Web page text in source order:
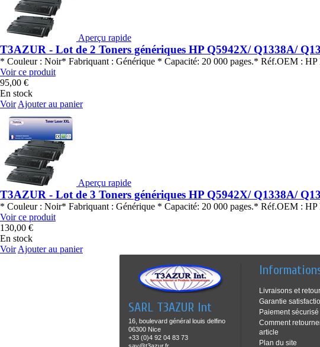
Aperçu rapide
T3AZUR - Lot de 2 Toners génériques HP Q5942X/ Q1338A/
* Couleur : Noir* Fabriquant : Générique * Capacité: 20 000 pages.* Réf.OEM :
Voir ce produit
95,00 €
En stock
Voir Ajouter au panier
Aperçu rapide
T3AZUR - Lot de 3 Toners génériques HP Q5942X/ Q1338A/
* Couleur : Noir* Fabriquant : Générique * Capacité: 20 000 pages.* Réf.OEM :
Voir ce produit
130,00 €
En stock
Voir Ajouter au panier
SARL T3AZUR Int
16, boulevard général louis delfino
06300 Nice
+33 (0)4 92 04 83 73
Livraisons et
Garantie
Paiement sécurisé
Comment
article
Plan du site